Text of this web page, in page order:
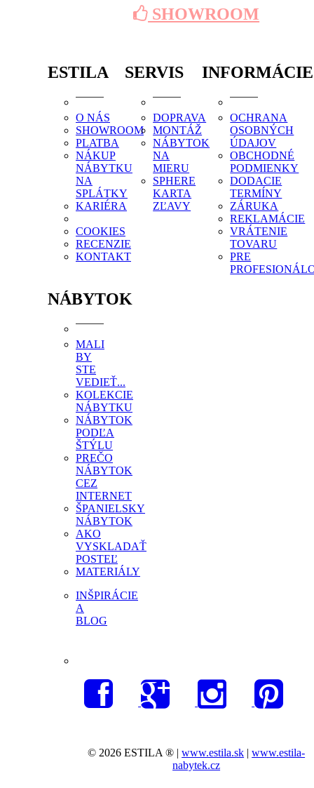
SHOWROOM
ESTILA
O NÁS
SHOWROOM
PLATBA
NÁKUP
NÁBYTKU
NA
SPLÁTKY
KARIÉRA
COOKIES
RECENZIE
KONTAKT
SERVIS
DOPRAVA
MONTÁŽ
NÁBYTOK
NA
MIERU
SPHERE
KARTA
ZĽAVY
INFORMÁCIE
OCHRANA
OSOBNÝCH
ÚDAJOV
OBCHODNÉ
PODMIENKY
DODACIE
TERMÍNY
ZÁRUKA
REKLAMÁCIE
VRÁTENIE
TOVARU
PRE
NÁBYTOK
MALI
BY
STE
VEDIEŤ...
KOLEKCIE
NÁBYTKU
NÁBYTOK
PODĽA
ŠTÝLU
PREČO
NÁBYTOK
CEZ
INTERNET
ŠPANIELSKY
NÁBYTOK
AKO
VYSKLADAŤ
POSTEĽ
MATERIÁLY
INŠPIRÁCIE
A
BLOG
© 2026 ESTILA ® |www.estila.sk |www.estila-
nabytek.cz